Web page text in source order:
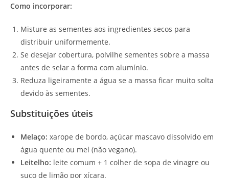
Como incorporar:
Misture as sementes aos ingredientes secos para
distribuir uniformemente.
Se desejar cobertura, polvilhe sementes sobre a massa
antes de selar a forma com alumínio.
Reduza ligeiramente a água se a massa ficar muito solta
devido às sementes.
Substituições úteis
Melaço: xarope de bordo, açúcar mascavo dissolvido em
água quente ou mel (não vegano).
Leitelho: leite comum + 1 colher de sopa de vinagre ou
suco de limão por xícara.